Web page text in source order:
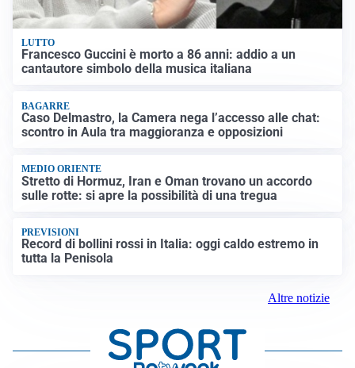
LUTTO
Francesco Guccini è morto a 86 anni: addio a un
cantautore simbolo della musica italiana
BAGARRE
Caso Delmastro, la Camera nega l’accesso alle chat:
scontro in Aula tra maggioranza e opposizioni
MEDIO ORIENTE
Stretto di Hormuz, Iran e Oman trovano un accordo
sulle rotte: si apre la possibilità di una tregua
PREVISIONI
Record di bollini rossi in Italia: oggi caldo estremo in
tutta la Penisola
Altre notizie